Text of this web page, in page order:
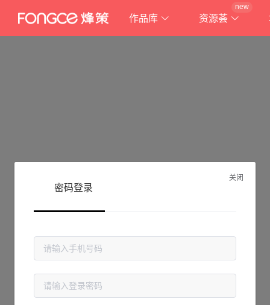
作品库 资源荟
new
抱歉!
请检查您输入的网址是否正确，或点击下面的按钮返回首页。
关闭
密码登录